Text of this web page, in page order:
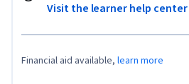
Visit the learner help center
Financial aid available, learn more